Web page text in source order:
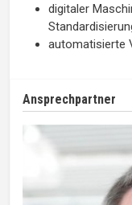
digitaler
automatisierte
Ansprechpartner